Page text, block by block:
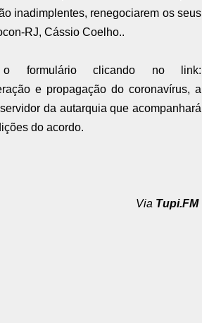
inadimplentes, renegociarem os seus
RJ, Cássio Coelho..
o formulário clicando no link:
e propagação do coronavírus, a
da autarquia que acompanhará
do acordo.
Via Tupi.FM